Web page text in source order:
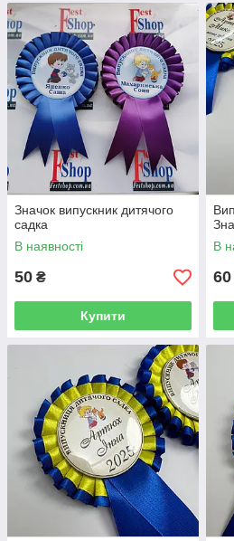
Значок випускник дитячого
садка
В наявності
50 ₴
Купити
В
60